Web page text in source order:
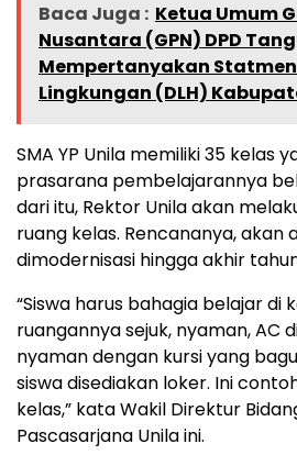
Baca Juga : Ketua Umum
Nusantara (GPN) DPD
Mempertanyakan
Lingkungan (DLH)
SMA YP Unila memiliki 35 kelas
prasarana pembelajarannya
dari itu, Rektor Unila akan
ruang kelas. Rencananya, akan
dimodernisasi hingga akhir
“Siswa harus bahagia belajar di
ruangannya sejuk, nyaman, AC
nyaman dengan kursi yang
siswa disediakan loker. Ini
kelas,” kata Wakil Direktur
Pascasarjana Unila ini.